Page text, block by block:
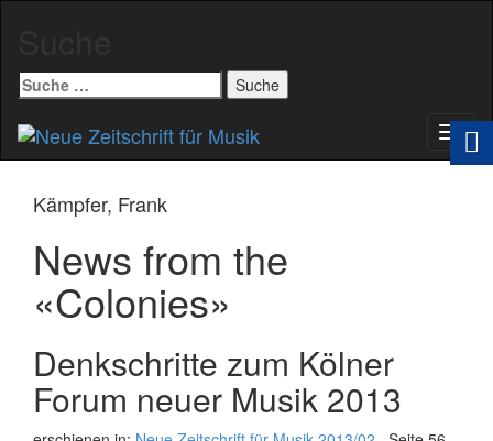
Suche
nach:
Kämpfer, Frank
News from the
«Colonies»
Denkschritte zum Kölner
Forum neuer Musik 2013